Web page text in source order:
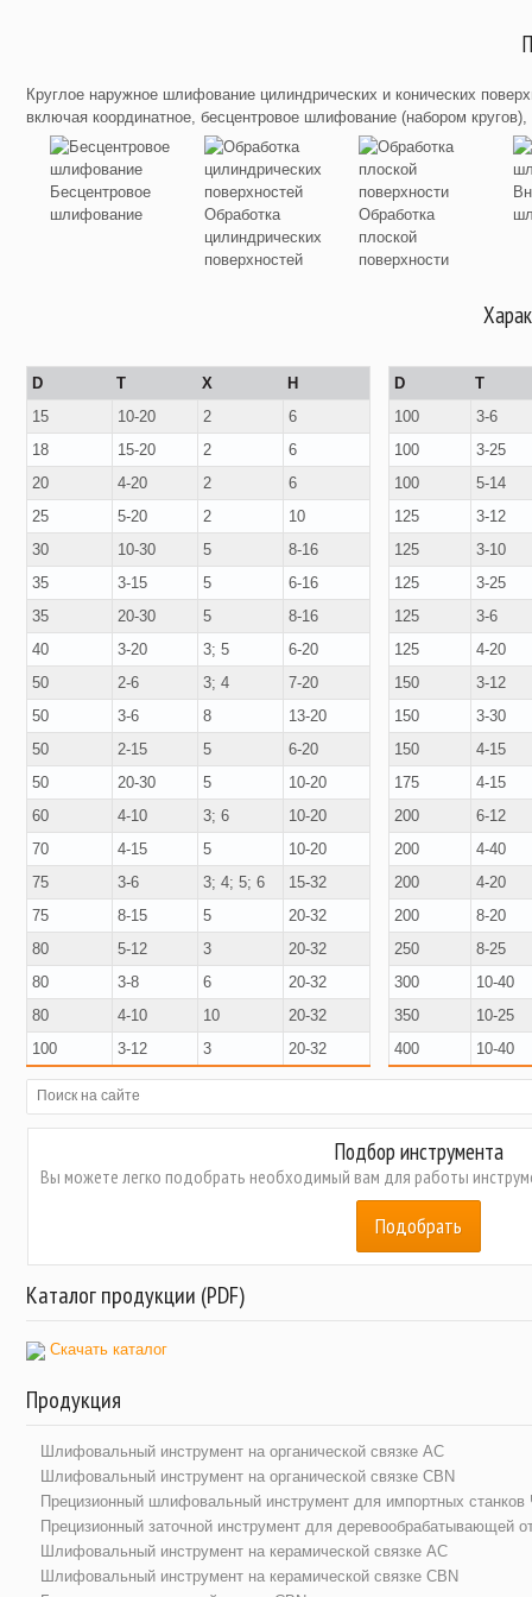
Круглое наружное шлифование цилиндрических и конических
включая координатное, бесцентровое шлифование (набором
Обработка
плоской
поверхности
Обработка
цилиндрических
поверхностей
Бесцентровое
шлифование
D T X
H
15
10-20 2
6
18
15-20 2
6
20
4-20 2
6
25
5-20 2
10
30
10-30 5
8-16
35
3-15 5
6-16
35
20-30 5
8-16
40
3-20 3; 5
6-20
50
2-6 3; 4
7-20
50
3-6 8
13-20
50
2-15 5
6-20
50
20-30 5
10-20
60
4-10 3; 6
10-20
70
4-15 5
10-20
75
3-6 3; 4; 5; 6
15-32
75
8-15 5
20-32
80
5-12 3
20-32
80
3-8 6
20-32
80
4-10 10
20-32
100
3-12 3 20-32
D
T
100
3-6
100
3-25
100
5-14
125
3-12
125
3-10
125
3-25
125
3-6
125
4-20
150
3-12
150
3-30
150
4-15
175
4-15
200
6-12
200
4-40
200
4-20
200
8-20
250
8-25
300
10-40
350
10-25
400
10-40
Подбор инструмента
Вы можете легко подобрать необходимый вам для работы
Подобрать
Каталог продукции (PDF)
Скачать каталог
Продукция
Шлифовальный инструмент на органической связке АС
Шлифовальный инструмент на органической связке CBN
Прецизионный шлифовальный инструмент для импортных
Прецизионный заточной инструмент для деревообрабатывающей
Шлифовальный инструмент на керамической связке АС
Шлифовальный инструмент на керамической связке CBN